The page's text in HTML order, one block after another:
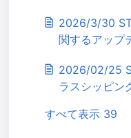
2026/3/30
関するアップ
2026/02/25
ラスシッピン
すべて表示 39